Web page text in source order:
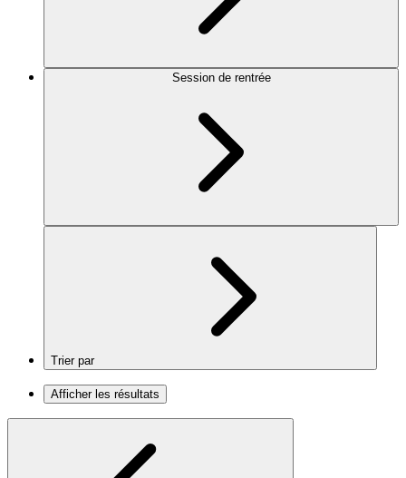
Session de rentrée
Trier par
Afficher les résultats